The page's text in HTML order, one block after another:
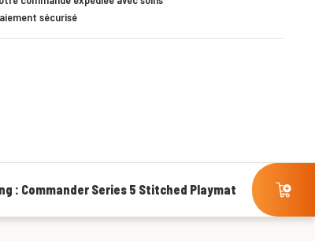
sécurisé
: Commander Series 5 Stitched Playmat